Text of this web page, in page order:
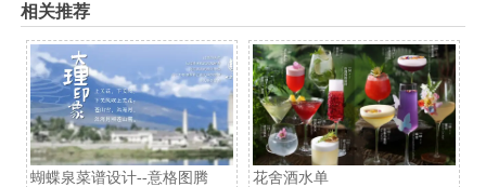
相关推荐
蝴蝶泉菜谱设计--意格图腾
花舍酒水单